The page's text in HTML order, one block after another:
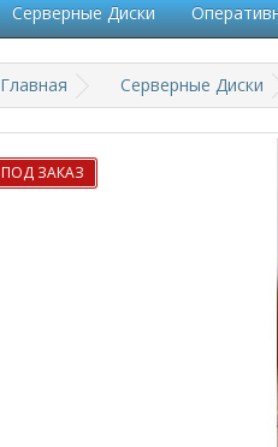
Серверные Диски
Главная Серверные Диски
ПОД ЗАКАЗ